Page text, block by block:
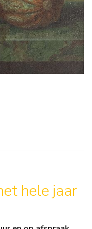
hele jaar